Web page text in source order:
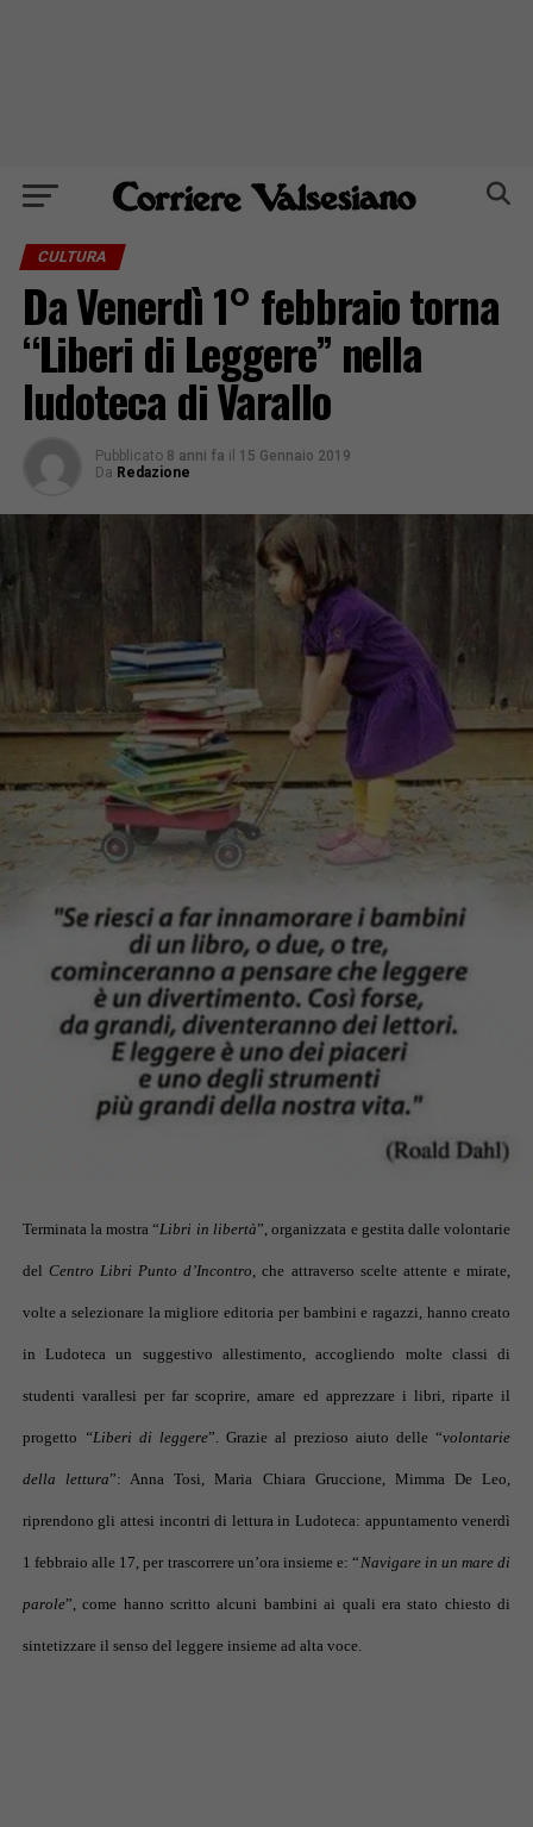
CULTURA
Da Venerdì 1° febbraio torna
“Liberi di Leggere” nella
ludoteca di Varallo
Pubblicato 8 anni fa il 15 Gennaio 2019
Da Redazione
Terminata la mostra “Libri in libertà”, organizzata e gestita dalle volontarie
del Centro Libri Punto d’Incontro , che attraverso scelte attente e mirate,
volte a selezionare la migliore editoria per bambini e ragazzi, hanno creato
in Ludoteca un suggestivo allestimento, accogliendo molte classi di
studenti varallesi per far scoprire, amare ed apprezzare i libri, riparte il
progetto “Liberi di leggere”. Grazie al prezioso aiuto delle “volontarie
della lettura”: Anna Tosi, Maria Chiara Gruccione, Mimma De Leo,
riprendono gli attesi incontri di lettura in Ludoteca: appuntamento venerdì
1 febbraio alle 17, per trascorrere un’ora insieme e: “ Navigare in un mare di
parole”, come hanno scritto alcuni bambini ai quali era stato chiesto di
sintetizzare il senso del leggere insieme ad alta voce.